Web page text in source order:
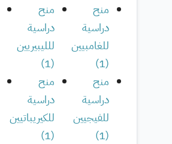
منح
دراسية
للغامبيين
(
1
)
منح
دراسية
للليبيريين
(
1
)
منح
دراسية
للفيجيين
(
1
)
منح
دراسية
للكيريباتيين
(
1
)